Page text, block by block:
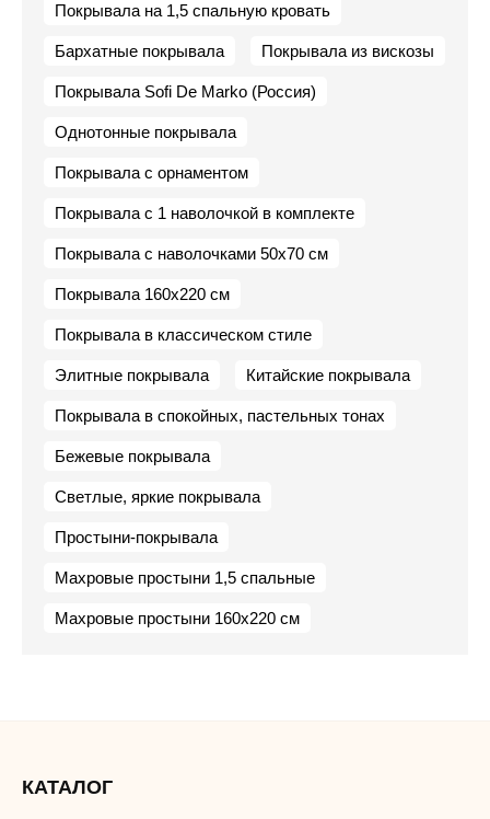
Покрывала на 1,5 спальную кровать
Бархатные покрывала Покрывала из вискозы
Покрывала Sofi De Marko (Россия)
Однотонные покрывала
Покрывала с орнаментом
Покрывала с 1 наволочкой в комплекте
Покрывала с наволочками 50х70 см
Покрывала 160х220 см
Покрывала в классическом стиле
Элитные покрывала Китайские покрывала
Покрывала в спокойных, пастельных тонах
Бежевые покрывала
Светлые, яркие покрывала
Простыни-покрывала
Махровые простыни 1,5 спальные
Махровые простыни 160х220 см
КАТАЛОГ